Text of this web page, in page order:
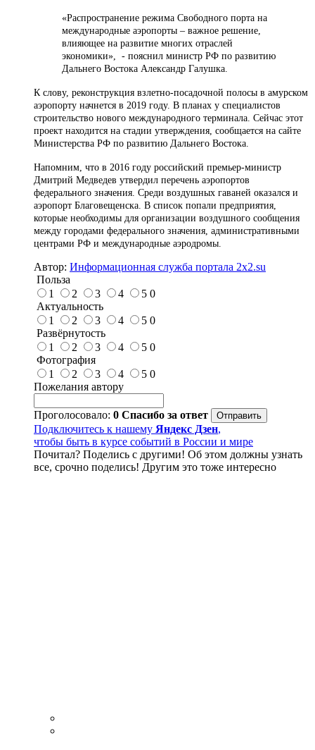
«Распространение режима Свободного порта на
международные аэропорты – важное решение,
влияющее на развитие многих отраслей
экономики», - пояснил министр РФ по развитию
Дальнего Востока Александр Галушка.
К слову, реконструкция взлетно-посадочной полосы в амурском
аэропорту начнется в 2019 году. В планах у специалистов
строительство нового международного терминала. Сейчас этот
проект находится на стадии утверждения, сообщается на сайте
Министерства РФ по развитию Дальнего Востока.
Напомним, что в 2016 году российский премьер-министр
Дмитрий Медведев утвердил перечень аэропортов
федерального значения. Среди воздушных гаваней оказался и
аэропорт Благовещенска. В список попали предприятия,
которые необходимы для организации воздушного сообщения
между городами федерального значения, административными
центрами РФ и международные аэродромы.
Автор: Информационная служба портала 2x2.su
Польза
1
2 3 4 5 0
Актуальность
1
2 3 4 5 0
Развёрнутость
1
2 3 4 5 0
Фотография
1
2 3 4 5 0
Пожелания автору
Проголосовало: 0 Спасибо за ответ
Подключитесь к нашему Яндекс Дзен,
чтобы быть в курсе событий в России и мире
Почитал? Поделись с другими! Об этом должны узнать
все, срочно поделись! Другим это тоже интересно